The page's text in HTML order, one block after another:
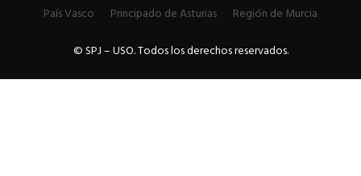
País Vasco
Principado de Asturias
Región de Murcia
© SPJ – USO. Todos los derechos reservados.